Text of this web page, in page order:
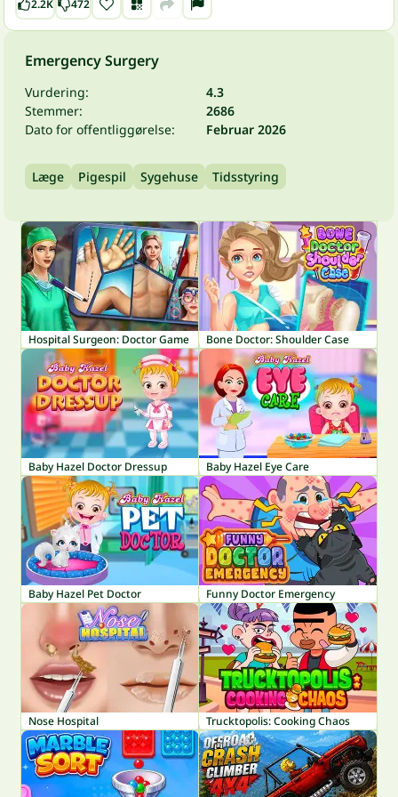
2.2K 472
Emergency Surgery
Vurdering:
4.3
Stemmer:
2686
Dato for offentliggørelse:
Februar 2026
Læge Pigespil Sygehuse Tidsstyring
Hospital Surgeon: Doctor Game Bone Doctor: Shoulder Case
Baby Hazel Doctor Dressup Baby Hazel Eye Care
Baby Hazel Pet Doctor Funny Doctor Emergency
Nose Hospital Trucktopolis: Cooking Chaos